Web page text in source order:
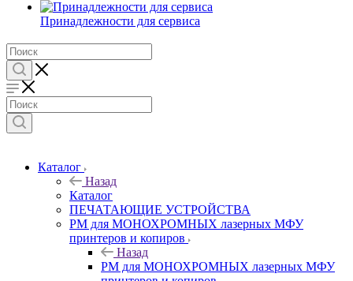
Принадлежности для сервиса
Каталог
Назад
Каталог
ПЕЧАТАЮЩИЕ УСТРОЙСТВА
РМ для МОНОХРОМНЫХ лазерных МФУ
принтеров и копиров
Назад
РМ для МОНОХРОМНЫХ лазерных МФУ